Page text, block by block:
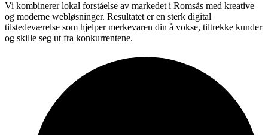
Vi kombinerer lokal forståelse av markedet i Romsås med kreative
og moderne webløsninger. Resultatet er en sterk digital
tilstedeværelse som hjelper merkevaren din å vokse, tiltrekke kunder
og skille seg ut fra konkurrentene.